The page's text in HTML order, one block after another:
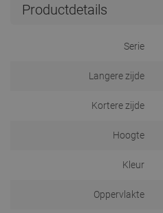
Productdetails
Serie
Langere zijde
Kortere zijde
Hoogte
Kleur
Oppervlakte